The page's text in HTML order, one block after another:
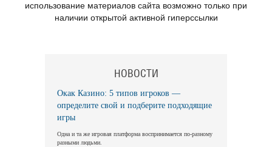
НОВОСТИ
Окак Казино: 5 типов игроков —
определите свой и подберите подходящие
игры
Одна и та же игровая платформа воспринимается по-разному
разными людьми.
использование материалов сайта возможно только при
наличии открытой активной гиперссылки